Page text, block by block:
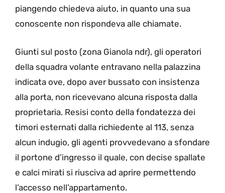
piangendo chiedeva aiuto, in quanto una sua
conoscente non rispondeva alle chiamate.
Giunti sul posto (zona Gianola ndr), gli operatori
della squadra volante entravano nella palazzina
indicata ove, dopo aver bussato con insistenza
alla porta, non ricevevano alcuna risposta dalla
proprietaria. Resisi conto della fondatezza dei
timori esternati dalla richiedente al 113, senza
alcun indugio, gli agenti provvedevano a sfondare
il portone d’ingresso il quale, con decise spallate
e calci mirati si riusciva ad aprire permettendo
l’accesso nell’appartamento.